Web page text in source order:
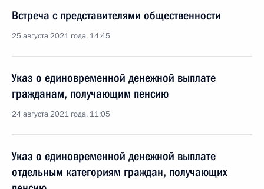
Встреча с представителями общественности
25 августа 2021 года, 14:45
Указ о единовременной денежной выплате
гражданам, получающим пенсию
24 августа 2021 года, 11:05
Указ о единовременной денежной выплате
отдельным категориям граждан, получающих